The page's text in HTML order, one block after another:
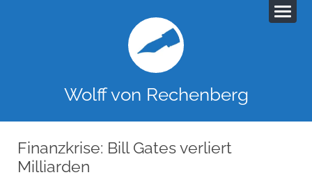
Wolff von Rechenberg
Finanzkrise: Bill Gates verliert
Milliarden